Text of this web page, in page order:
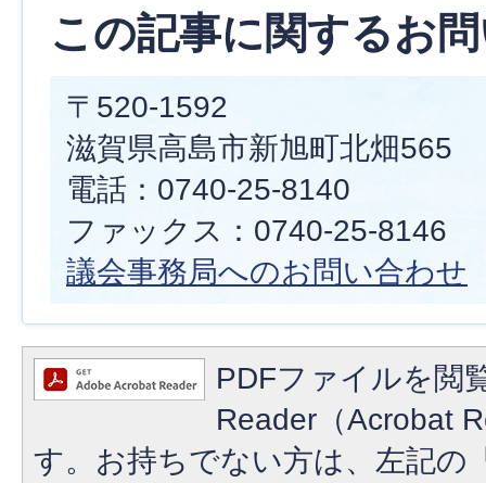
この記事に関するお
〒520-1592
滋賀県高島市新旭町北畑565
電話：0740-25-8140
ファックス：0740-25-8146
議会事務局へのお問い合わせ
PDFファイルを閲
Reader（Acrobat
す。お持ちでない方は、左記の